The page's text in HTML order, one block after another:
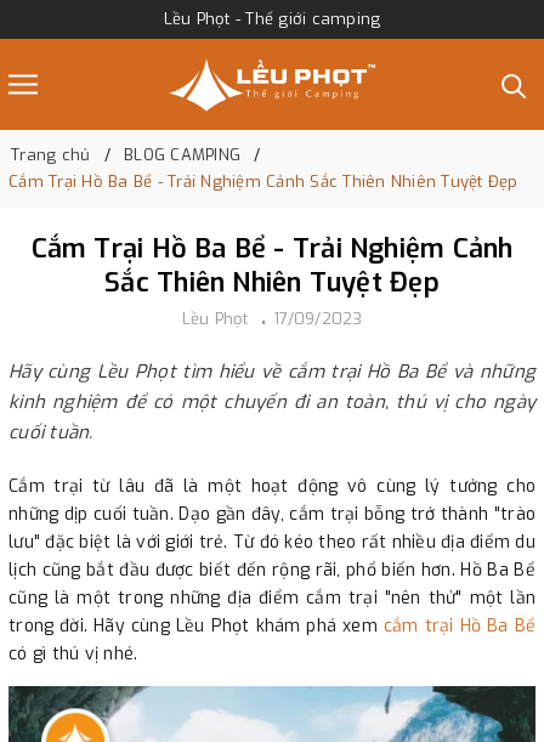
Lều Phọt - Thế giới camping
Trang chủ
BLOG CAMPING
Cắm Trại Hồ Ba Bể - Trải Nghiệm Cảnh Sắc Thiên Nhiên Tuyệt Đẹp
Cắm Trại Hồ Ba Bể - Trải Nghiệm Cảnh
Sắc Thiên Nhiên Tuyệt Đẹp
Lều Phọt 17/09/2023
Hãy cùng Lều Phọt tìm hiểu về cắm trại Hồ Ba Bể và những
kinh nghiệm để có một chuyến đi an toàn, thú vị cho ngày
cuối tuần.
Cắm trại từ lâu đã là một hoạt động vô cùng lý tưởng cho
những dịp cuối tuần. Dạo gần đây, cắm trại bỗng trở thành "trào
lưu" đặc biệt là với giới trẻ. Từ đó kéo theo rất nhiều địa điểm du
lịch cũng bắt đầu được biết đến rộng rãi, phổ biến hơn. Hồ Ba Bể
cũng là một trong những địa điểm cắm trại "nên thử" một lần
trong đời. Hãy cùng Lều Phọt khám phá xem cắm trại Hồ Ba Bể
có gì thú vị nhé.